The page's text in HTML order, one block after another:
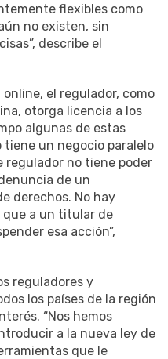
flexibles como
no existen, sin
describe el
el regulador, como
otorga licencia a los
algunas de estas
tiene un negocio paralelo
regulador no tiene poder
de un
derechos. No hay
a un titular de
esa acción”,
reguladores y
los países de la región
“Nos hemos
a la nueva ley de
que le